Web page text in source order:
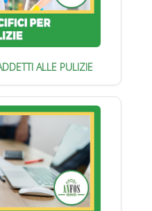
ALLE PULIZIE